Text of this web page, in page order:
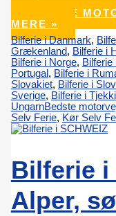
BEDSTE
MERE »
Bilferie i Danmark,
Grækenland, Bilferie i
Bilferie i Norge,
Portugal , Bilferie i
Slovakiet, Bilferie i
Sverige, Bilferie i
UngarnBedste
Selv Ferie, Kør Selv
Bilferie i
Alper,